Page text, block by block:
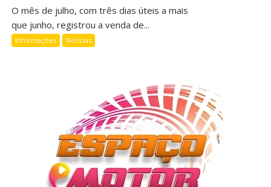
O mês de julho, com três dias úteis a mais
que junho, registrou a venda de...
Informações Notícias